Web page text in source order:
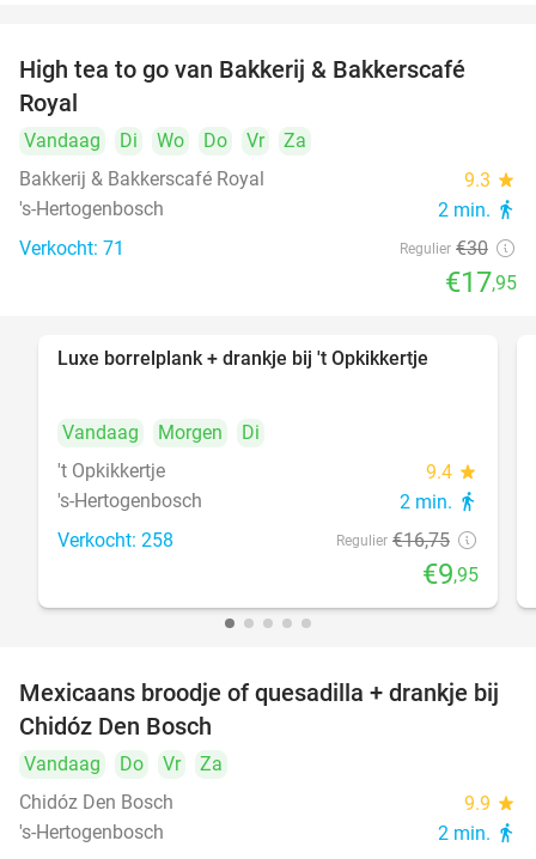
40%
High tea to go van Bakkerij & Bakkerscafé
Royal
Vandaag Di Wo Do Vr
Za
Bakkerij & Bakkerscafé Royal
9.3 star
's-Hertogenbosch 2 min. directions_walk
Verkocht: 71 Regulier €30
€17,95
Luxe borrelplank + drankje bij 't Opkikkertje
Vandaag Morgen
Di
't Opkikkertje
9.4 star
's-Hertogenbosch 2 min. directions_walk
Verkocht: 258 Regulier €16,75
€9,95
37%
Mexicaans broodje of quesadilla + drankje bij
Chidóz Den Bosch
Vandaag Do Vr
Za
Chidóz Den Bosch
9.9 star
's-Hertogenbosch 2 min. directions_walk